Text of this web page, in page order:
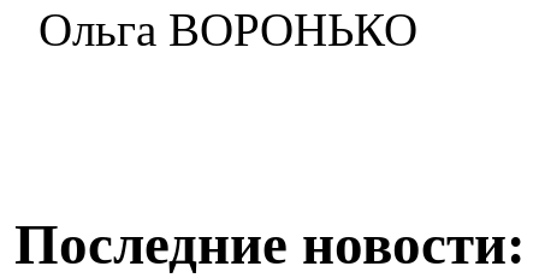
Ольга ВОРОНЬКО
Последние новости: